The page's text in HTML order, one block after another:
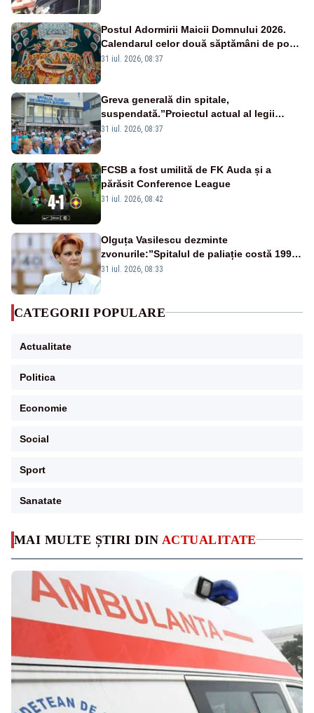
MAI MULTE ȘTIRI DIN ACTUALITATE
Postul Adormirii Maicii Domnului 2026.
Calendarul celor două săptămâni de post
și zilele cu dezlegare la pește
31 iul. 2026, 08:37
Greva generală din spitale,
suspendată.”Proiectul actual al legii
salarizării nu mai există pentru noi”
31 iul. 2026, 08:37
FCSB a fost umilită de FK Auda și a
părăsit Conference League
31 iul. 2026, 08:42
Olguța Vasilescu dezminte
zvonurile:”Spitalul de paliație costă 199
de milioane de euro, nu 500 de milioane”
31 iul. 2026, 08:33
CATEGORII POPULARE
Actualitate
Politica
Economie
Social
Sport
Sanatate